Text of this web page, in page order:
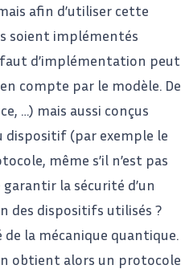
afin d’utiliser cette
soient implémentés
d’implémentation peut
compte par le modèle. De
…) mais aussi conçus
dispositif (par exemple le
même s’il n’est pas
la sécurité d’un
des dispositifs utilisés ?
la mécanique quantique.
obtient alors un protocole